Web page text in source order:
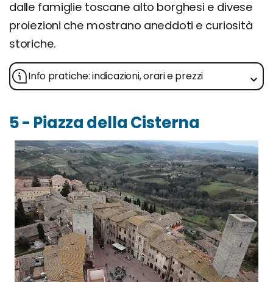
dalle famiglie toscane alto borghesi e divese
proiezioni che mostrano aneddoti e curiosità
storiche.
Info pratiche: indicazioni, orari e prezzi
5 - Piazza della Cisterna